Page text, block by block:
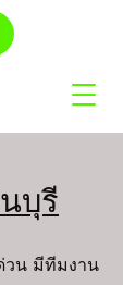
บุรี
วน มีทีมงาน